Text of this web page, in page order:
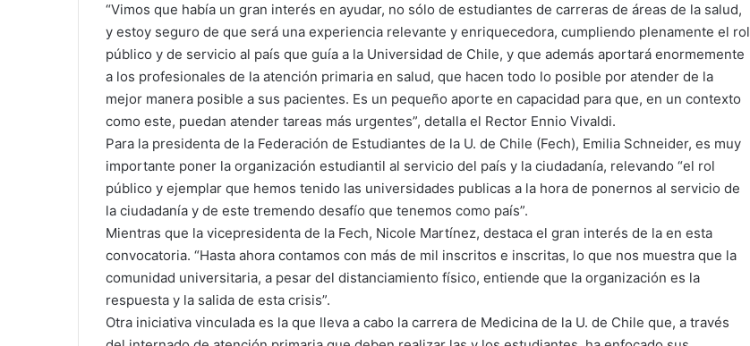
“Vimos que había un gran interés en ayudar, no sólo de estudiantes de carreras de áreas de la salud,
y estoy seguro de que será una experiencia relevante y enriquecedora, cumpliendo plenamente el rol
público y de servicio al país que guía a la Universidad de Chile, y que además aportará enormemente
a los profesionales de la atención primaria en salud, que hacen todo lo posible por atender de la
mejor manera posible a sus pacientes. Es un pequeño aporte en capacidad para que, en un contexto
como este, puedan atender tareas más urgentes”, detalla el Rector Ennio Vivaldi.
Para la presidenta de la Federación de Estudiantes de la U. de Chile (Fech), Emilia Schneider, es muy
importante poner la organización estudiantil al servicio del país y la ciudadanía, relevando “el rol
público y ejemplar que hemos tenido las universidades publicas a la hora de ponernos al servicio de
la ciudadanía y de este tremendo desafío que tenemos como país”.
Mientras que la vicepresidenta de la Fech, Nicole Martínez, destaca el gran interés de la en esta
convocatoria. “Hasta ahora contamos con más de mil inscritos e inscritas, lo que nos muestra que la
comunidad universitaria, a pesar del distanciamiento físico, entiende que la organización es la
respuesta y la salida de esta crisis”.
Otra iniciativa vinculada es la que lleva a cabo la carrera de Medicina de la U. de Chile que, a través